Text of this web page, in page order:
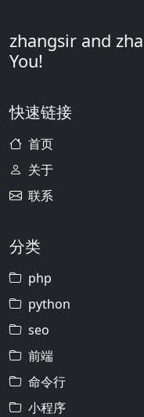
zhangsir and
You!
快速链接
首页
关于
联系
分类
php
python
seo
前端
命令行
小程序